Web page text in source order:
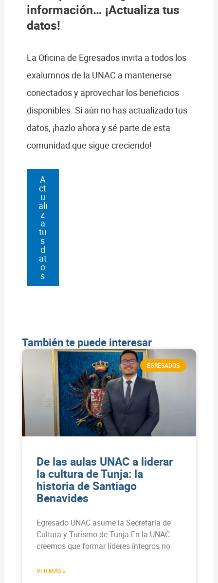
información… ¡Actualiza tus
datos!
La Oficina de Egresados invita a todos los
exalumnos de la UNAC a mantenerse
conectados y aprovechar los beneficios
disponibles. Si aún no has actualizado tus
datos, ¡hazlo ahora y sé parte de esta
comunidad que sigue creciendo!
A
ct
u
ali
z
a
tu
s
d
at
o
s
También te puede interesar
EGRESADOS
De las aulas UNAC a liderar
la cultura de Tunja: la
historia de Santiago
Benavides
Egresado UNAC asume la Secretaría de
Cultura y Turismo de Tunja En la UNAC
creemos que formar líderes íntegros no
VER MÁS »